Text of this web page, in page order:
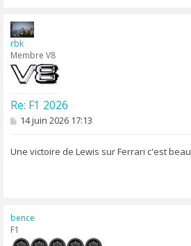
rbk
Membre V8
Re: F1 2026
M
s
14 juin 2026 17:13
Une victoire de Lewis sur Ferrari c'est beau
bence
F1